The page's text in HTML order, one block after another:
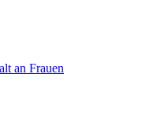
an Frauen